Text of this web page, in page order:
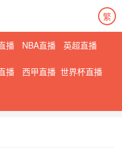
繁
播 NBA直播 英超直播
播 西甲直播 世界杯直播